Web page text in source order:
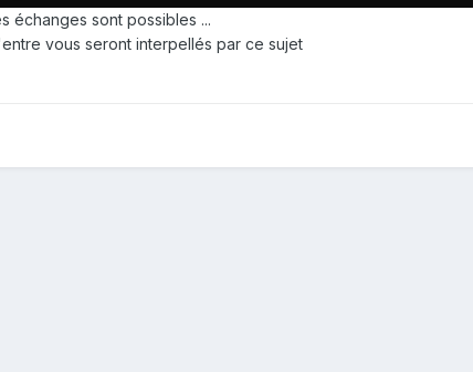
échanges sont possibles ...
vous seront interpellés par ce sujet